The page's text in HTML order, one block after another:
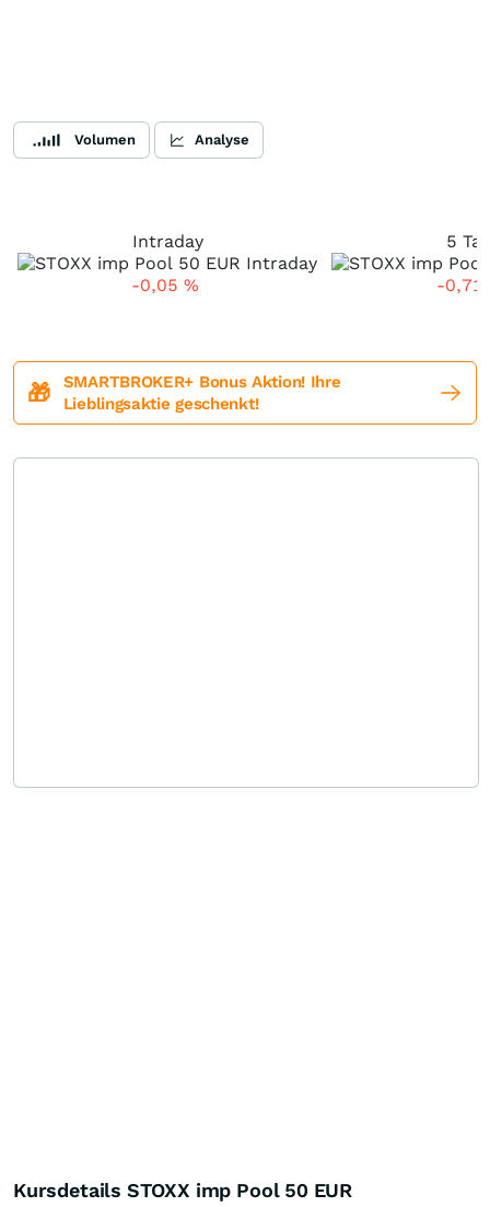
Volumen Analyse
Intraday
-0,05 %
5
-0,71
🎁
SMARTBROKER+ Bonus Aktion! Ihre
Lieblingsaktie geschenkt!
Kursdetails STOXX imp Pool 50 EUR